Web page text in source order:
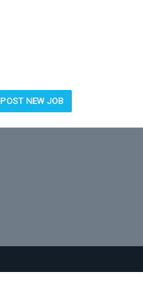
POST NEW JOB